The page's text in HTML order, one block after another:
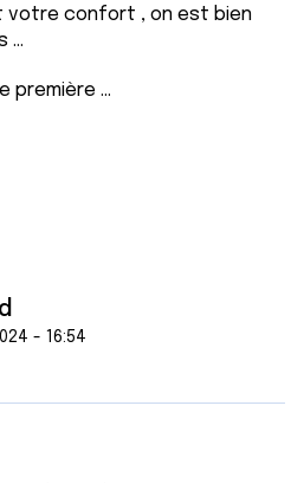
votre confort , on est bien
...
première ...
- 16:54